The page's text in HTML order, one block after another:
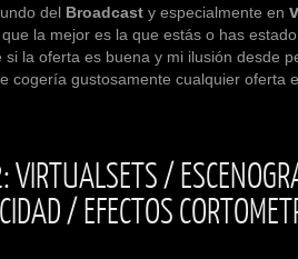
del Broadcast y especialmente en
la mejor es la que estás o has
la oferta es buena y mi ilusión desde
cogería gustosamente cualquier oferta
VIRTUALSETS /
/ EFECTOS